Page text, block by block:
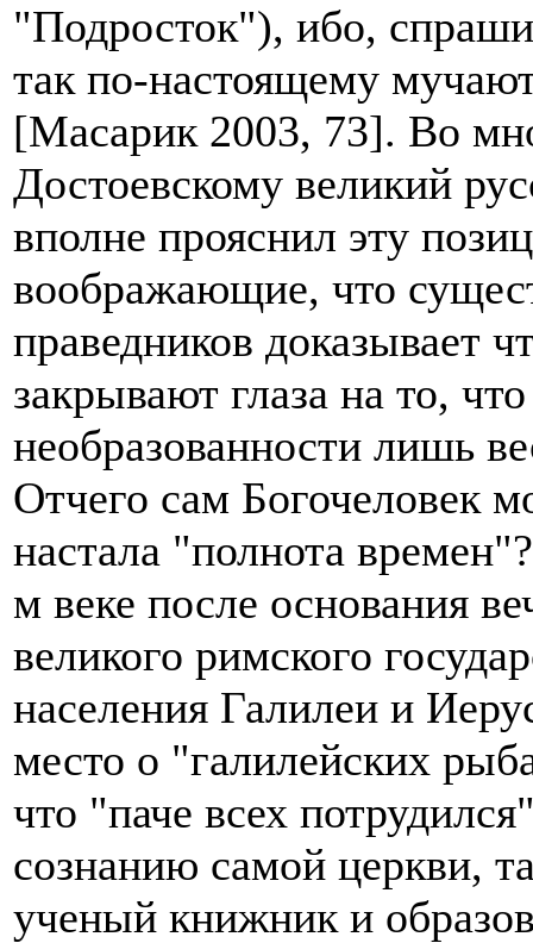
"Подросток"), ибо,
так по-настоящему
[Масарик 2003, 73]. Во
Достоевскому великий
вполне прояснил эту
воображающие, что
праведников доказывает
закрывают глаза на то,
необразованности лишь
Отчего сам Богочеловек
настала "полнота
м веке после основания
великого римского
населения Галилеи и
место о "галилейских
что "паче всех
сознанию самой церкви,
ученый книжник и